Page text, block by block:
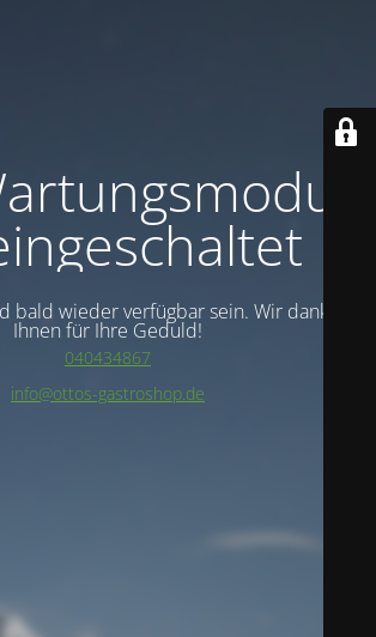
bald wieder verfügbar sein. Wir danken
Ihnen für Ihre Geduld!
040434867
info@ottos-gastroshop.de